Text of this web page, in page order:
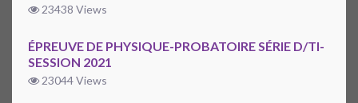
23438 Views
ÉPREUVE DE PHYSIQUE-PROBATOIRE SÉRIE D/TI-
SESSION 2021
23044 Views